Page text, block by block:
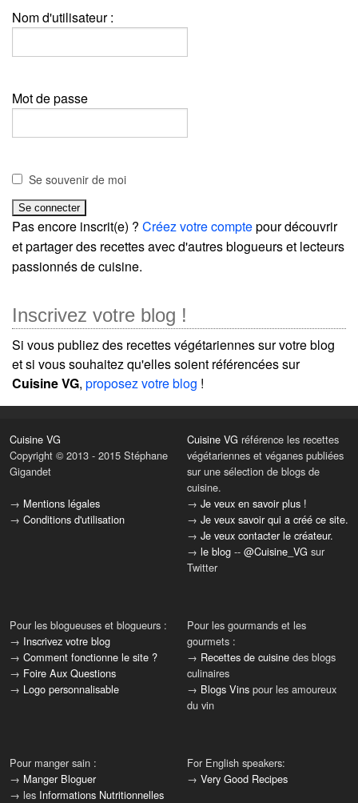
Nom d'utilisateur :
Mot de passe
Se souvenir de moi
Pas encore inscrit(e) ? Créez votre comptepour découvrir
et partager des recettes avec d'autres blogueurs et lecteurs
passionnés de cuisine.
Inscrivez votre blog !
Si vous publiez des recettes végétariennes sur votre blog
et si vous souhaitez qu'elles soient référencées sur
Cuisine VG, proposez votre blog !
Cuisine VG
Copyright © 2013 - 2015 Stéphane
Gigandet
→ Mentions légales
→ Conditions d'utilisation
Cuisine VG référence les recettes
végétariennes et véganes publiées
sur une sélection de blogs de
cuisine.
→ Je veux en savoir plus !
→ Je veux savoir qui a créé ce site.
→ Je veux contacter le créateur.
→ le blog -- @Cuisine_VG sur
Twitter
Pour les blogueuses et blogueurs :
→ Inscrivez votre blog
→ Comment fonctionne le site ?
→ Foire Aux Questions
→ Logo personnalisable
Pour les gourmands et les
gourmets :
→ Recettes de cuisine des blogs
culinaires
→ Blogs Vins pour les amoureux
du vin
Pour manger sain :
→ Manger Bloguer
→ les Informations Nutritionnelles
For English speakers:
→ Very Good Recipes